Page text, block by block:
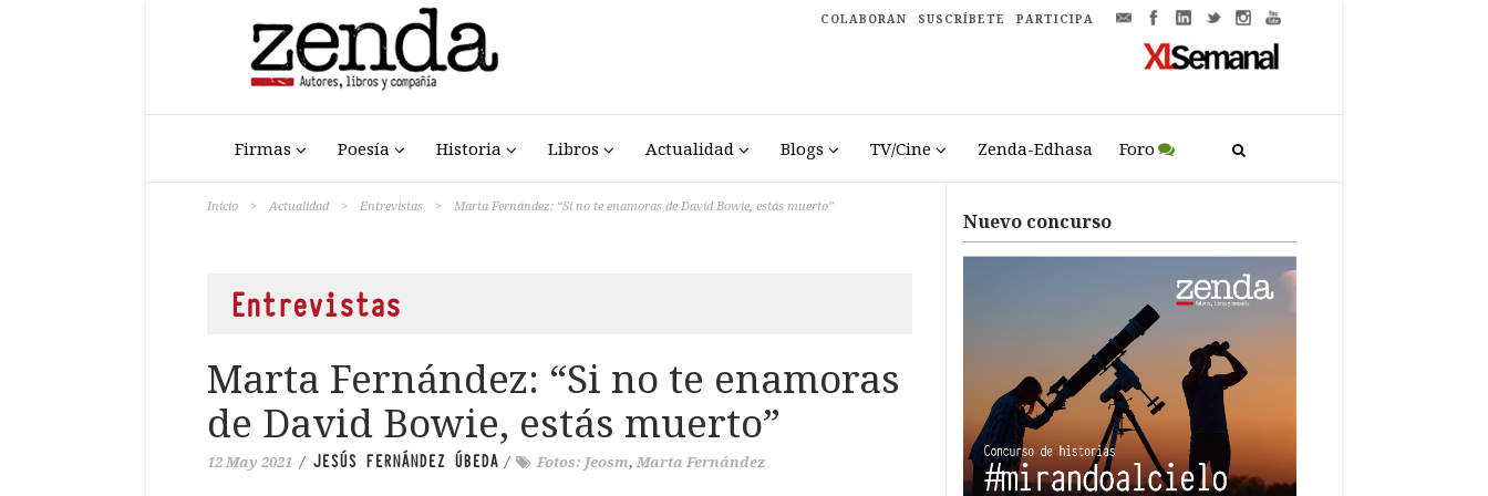
COLABORAN SUSCRÍBETE PARTICIPA
Firmas Poesía Historia Libros Actualidad Blogs TV/Cine Zenda-Edhasa Foro
Inicio > Actualidad > Entrevistas > Marta Fernández: “Si no te enamoras de David Bowie, estás muerto”
Entrevistas
Marta Fernández: “Si no te enamoras
de David Bowie, estás muerto”
12 May 2021 / JESÚS FERNÁNDEZ ÚBEDA / Fotos: Jeosm, Marta Fernández
Nuevo concurso